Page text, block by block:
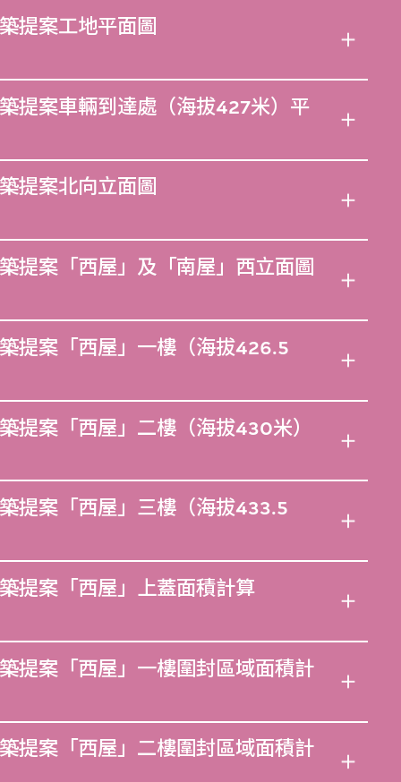
提案工地平面圖
提案車輛到達處（海拔427米）平
提案北向立面圖
提案「西屋」及「南屋」西立面圖
提案「西屋」一樓（海拔426.5
提案「西屋」二樓（海拔430米）
提案「西屋」三樓（海拔433.5
提案「西屋」上蓋面積計算
提案「西屋」一樓圍封區域面積計
提案「西屋」二樓圍封區域面積計